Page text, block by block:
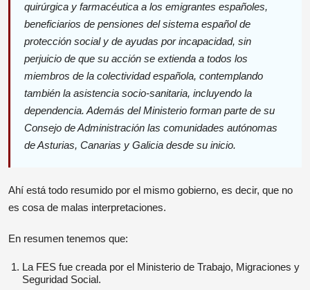
quirúrgica y farmacéutica a los emigrantes españoles,
beneficiarios de pensiones del sistema español de
protección social y de ayudas por incapacidad, sin
perjuicio de que su acción se extienda a todos los
miembros de la colectividad española, contemplando
también la asistencia socio-sanitaria, incluyendo la
dependencia. Además del Ministerio forman parte de su
Consejo de Administración las comunidades autónomas
de Asturias, Canarias y Galicia desde su inicio.
Ahí está todo resumido por el mismo gobierno, es decir, que no
es cosa de malas interpretaciones.
En resumen tenemos que:
La FES fue creada por el Ministerio de Trabajo, Migraciones y
Seguridad Social.